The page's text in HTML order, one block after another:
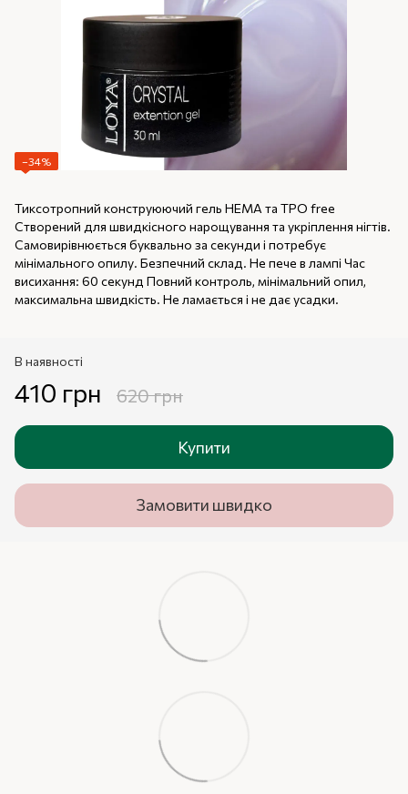
−34%
Тиксотропний конструюючий гель НЕМА та ТРО free
Створений для швидкісного нарощування та укріплення нігтів.
Самовирівнюється буквально за секунди і потребує
мінімального опилу. Безпечний склад. Не пече в лампі Час
висихання: 60 секунд Повний контроль, мінімальний опил,
максимальна швидкість. Не ламається і не дає усадки.
В наявності
410 грн 620 грн
Купити
Замовити швидко